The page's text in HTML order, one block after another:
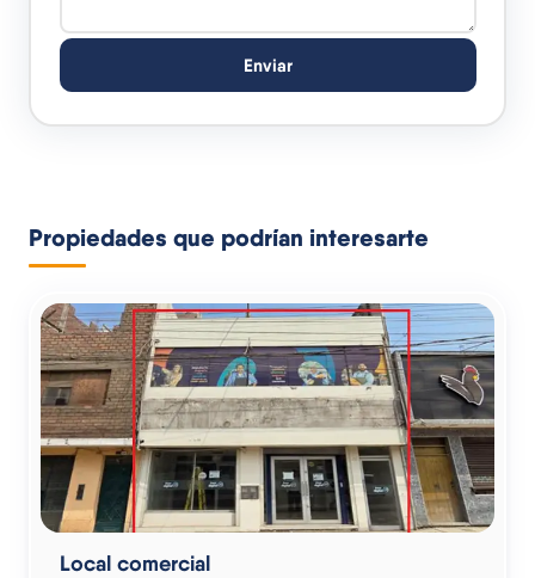
Enviar
Propiedades que podrían interesarte
Local comercial